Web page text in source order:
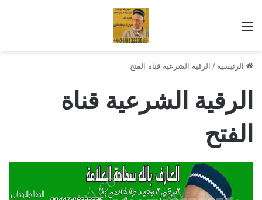
القائمة
الرئيسية / الرقية الشرعية قناة الفتح
الرقية الشرعية قناة
الفتح